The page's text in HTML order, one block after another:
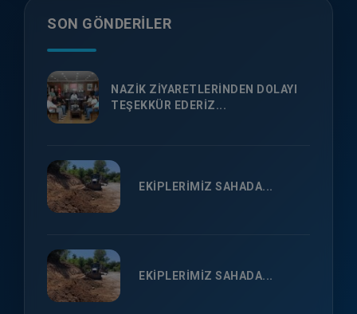
SON GÖNDERILER
NAZİK ZİYARETLERİNDEN DOLAYI
TEŞEKKÜR EDERİZ...
EKİPLERİMİZ SAHADA...
EKİPLERİMİZ SAHADA...